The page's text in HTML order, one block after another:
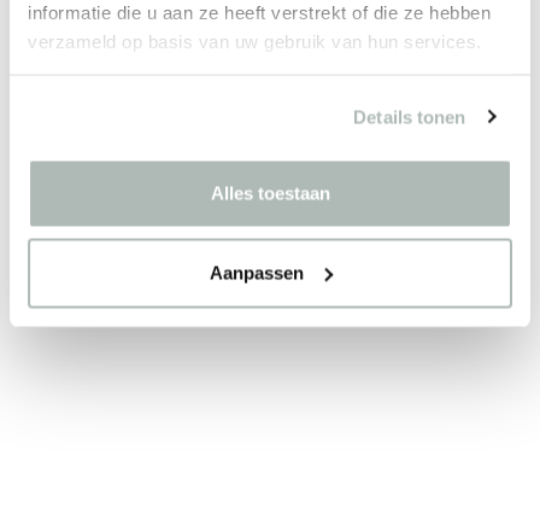
informatie die u aan ze heeft verstrekt of die ze hebben
verzameld op basis van uw gebruik van hun services.
Details tonen
Alles toestaan
Aanpassen